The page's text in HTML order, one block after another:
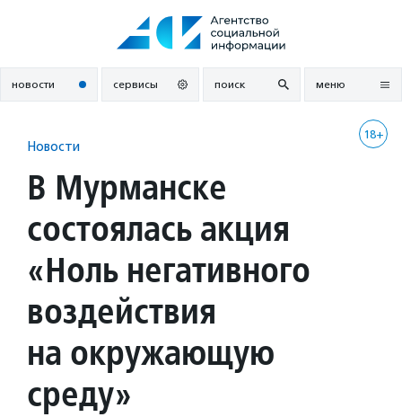
новости сервисы поиск меню
18+
Новости
В Мурманске
состоялась акция
«Ноль негативного
воздействия
на окружающую
среду»